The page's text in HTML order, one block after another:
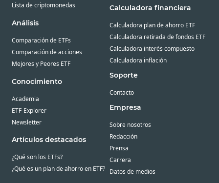
Lista de criptomonedas
Análisis
Comparación de ETFs
Comparación de acciones
Mejores y Peores ETF
Conocimiento
Academia
ETF-Explorer
Newsletter
Artículos destacados
¿Qué son los ETFs?
¿Qué es un plan de ahorro en ETF?
Calculadora financiera
Calculadora plan de ahorro ETF
Calculadora retirada de fondos ETF
Calculadora interés compuesto
Calculadora inflación
Soporte
Contacto
Empresa
Sobre nosotros
Redacción
Prensa
Carrera
Datos de medios